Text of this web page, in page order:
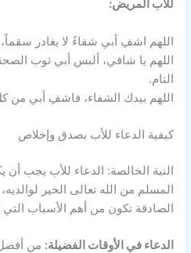
للأب المريض:
اللهم اشفِ أبي شفاءً لا يغادر
اللهم يا شافي، ألبس أبي ثوب الصحة
التام.
اللهم بيدك الشفاء، فاشفِ أبي
كيفية الدعاء للأب بصدق وإخلاص
النية الخالصة: الدعاء للأب يجب
المسلم من الله تعالى الخير
الصادقة تكون من أهم الأسباب التي
الدعاء في الأوقات الفضيلة: من